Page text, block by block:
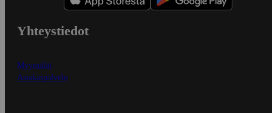
Yhteystiedot
Myymälät
Asiakaspalvelu